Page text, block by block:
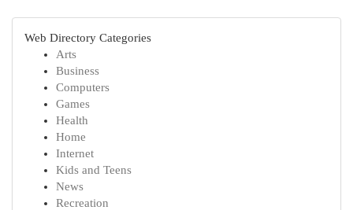
Web Directory Categories
Arts
Business
Computers
Games
Health
Home
Internet
Kids and Teens
News
Recreation